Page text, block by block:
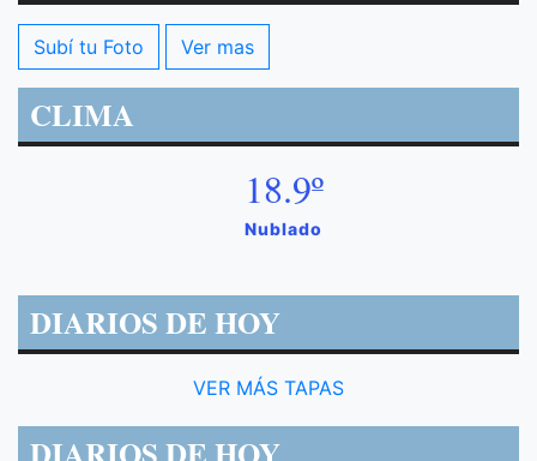
Subí tu Foto Ver mas
CLIMA
18.9º
Nublado
DIARIOS DE HOY
VER MÁS TAPAS